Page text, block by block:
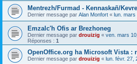
Mentrezh/Furmad - Kennaskañ/
Dernier message par Alan Monfort « lun. mars
Emzalc'h Ofis ar Brezhoneg
Dernier message par drouizig « ven. mars
Réponses : 1
OpenOffice.org ha Microsoft Vista :
Dernier message par drouizig « lun. févr. 27,